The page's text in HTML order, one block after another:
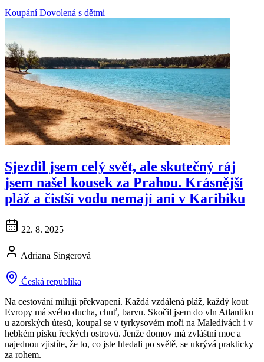
Koupání Dovolená s dětmi
Sjezdil jsem celý svět, ale skutečný ráj
jsem našel kousek za Prahou. Krásnější
pláž a čistší vodu nemají ani v Karibiku
22. 8. 2025
Adriana Singerová
Česká republika
Na cestování miluji překvapení. Každá vzdálená pláž, každý kout
Evropy má svého ducha, chuť, barvu. Skočil jsem do vln Atlantiku
u azorských útesů, koupal se v tyrkysovém moři na Maledivách i v
hebkém písku řeckých ostrovů. Jenže domov má zvláštní moc a
najednou zjistíte, že to, co jste hledali po světě, se ukrývá prakticky
za rohem.